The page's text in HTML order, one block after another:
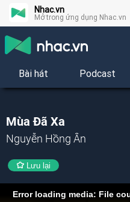
Nhac.vn
Mở trong ứng dụng Nhac.vn
Bài hát Podcast
Mùa Đã Xa
Nguyễn Hồng Ân
Lưu lại
Error loading media: File